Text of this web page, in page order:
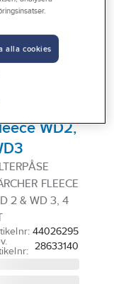
- Utsugning
WD2,
FLEECE
2 & WD 3, 4
44026295
28633140
alla cookies